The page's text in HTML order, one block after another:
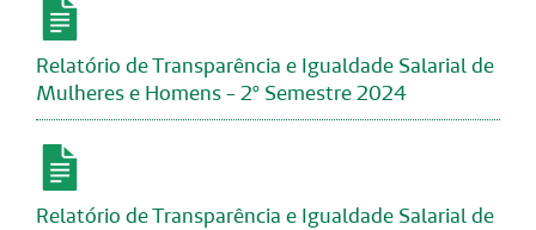
Relatório de Transparência e Igualdade Salarial de
Mulheres e Homens - 2º Semestre 2024
Relatório de Transparência e Igualdade Salarial de